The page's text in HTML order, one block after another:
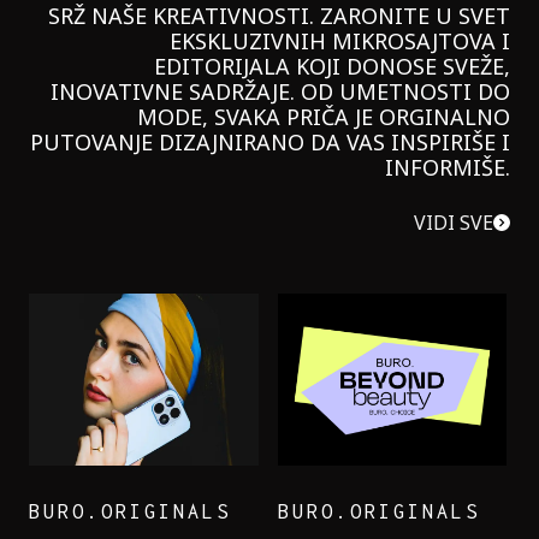
SRŽ NAŠE KREATIVNOSTI. ZARONITE U SVET
EKSKLUZIVNIH MIKROSAJTOVA I
EDITORIJALA KOJI DONOSE SVEŽE,
INOVATIVNE SADRŽAJE. OD UMETNOSTI DO
MODE, SVAKA PRIČA JE ORGINALNO
PUTOVANJE DIZAJNIRANO DA VAS INSPIRIŠE I
INFORMIŠE.
VIDI SVE